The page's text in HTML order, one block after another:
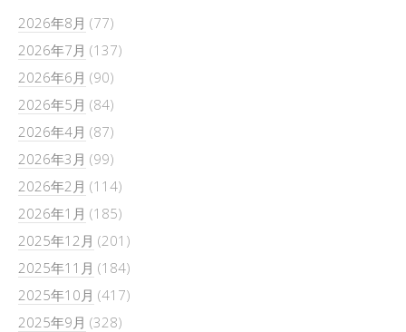
2026年8月 (77)
2026年7月 (137)
2026年6月 (90)
2026年5月 (84)
2026年4月 (87)
2026年3月 (99)
2026年2月 (114)
2026年1月 (185)
2025年12月 (201)
2025年11月 (184)
2025年10月 (417)
2025年9月 (328)